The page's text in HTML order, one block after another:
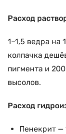
Расход
1–1,5 ведра на
колпачка
пигмента и
высолов.
Расход
Пенекрит —